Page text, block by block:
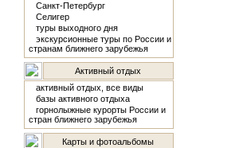
Санкт-Петербург
Селигер
туры выходного дня
экскурсионные туры по России и
странам ближнего зарубежья
Активный отдых
активный отдых, все виды
базы активного отдыха
горнолыжные курорты России и
стран ближнего зарубежья
Карты и фотоальбомы